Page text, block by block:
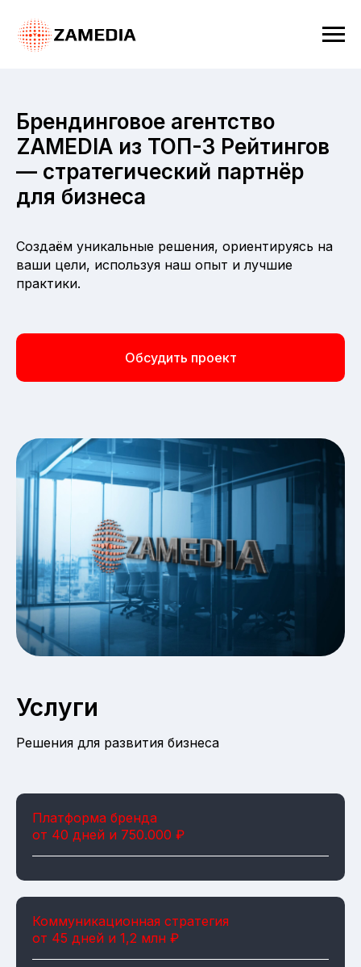
Брендинговое агентство
ZAMEDIA из ТОП-3 Рейтингов
— стратегический партнёр
для бизнеса
Создаём уникальные решения, ориентируясь на
ваши цели, используя наш опыт и лучшие
практики.
Обсудить проект
Услуги
Решения для развития бизнеса
Платформа бренда
от 40 дней и 750.000 ₽
Коммуникационная стратегия
от 45 дней и 1,2 млн ₽